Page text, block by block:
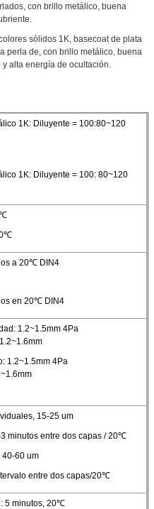
con brillo metálico, buena
sólidos 1K, basecoat de plata
perla de, con brillo metálico, buena
alta energía de ocultación.
1K: Diluyente = 100:80~120
1K: Diluyente = 100: 80~120
a 20℃ DIN4
en 20℃ DIN4
1.2~1.5mm 4Pa
1.2~1.5mm 4Pa
15-25 um
3 minutos entre dos capas / 20℃
60 um
entre dos capas/20℃
5 minutos, 20℃